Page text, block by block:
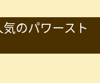
のパワースト